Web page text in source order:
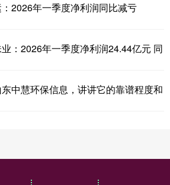
2026年一季度净利润同比减亏
：2026年一季度净利润24.44亿元 同
中慧环保信息，讲讲它的靠谱程度和